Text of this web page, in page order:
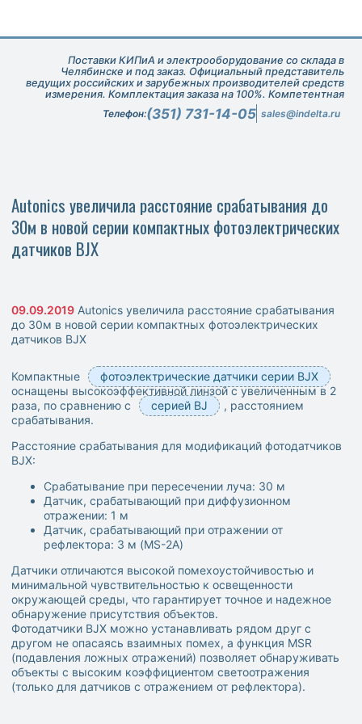
Поставки КИПиА и электрооборудование со склада в
Челябинске и под заказ. Официальный представитель
ведущих российских и зарубежных производителей средств
измерения. Комплектация заказа на 100%. Компетентная
техническая поддержка при подборе оборудования.
Телефон:(351) 731-14-05 sales@indelta.ru
Autonics увеличила расстояние срабатывания до
30м в новой серии компактных фотоэлектрических
датчиков BJX
09.09.2019 Autonics увеличила расстояние срабатывания
до 30м в новой серии компактных фотоэлектрических
датчиков BJX
Компактные
фотоэлектрические датчики серии BJX
оснащены высокоэффективной линзой с увеличенным в 2
раза, по сравнению с
серией BJ
, расстоянием
срабатывания.
Расстояние срабатывания для модификаций фотодатчиков
BJX:
Срабатывание при пересечении луча: 30 м
Датчик, срабатывающий при диффузионном
отражении: 1 м
Датчик, срабатывающий при отражении от
рефлектора: 3 м (MS-2A)
Датчики отличаются высокой помехоустойчивостью и
минимальной чувствительностью к освещенности
окружающей среды, что гарантирует точное и надежное
обнаружение присутствия объектов.
Фотодатчики BJX можно устанавливать рядом друг с
другом не опасаясь взаимных помех, а функция MSR
(подавления ложных отражений) позволяет обнаруживать
объекты с высоким коэффициентом светоотражения
(только для датчиков с отражением от рефлектора).